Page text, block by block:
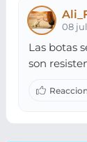
08
Las botas
son